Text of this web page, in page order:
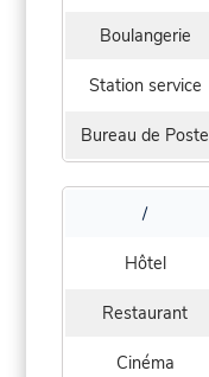
Boulangerie
Station service
Bureau de Poste
/
Hôtel
Restaurant
Cinéma